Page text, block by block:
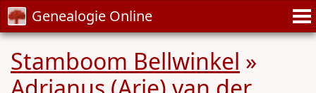
Genealogie Online
Stamboom Bellwinkel »